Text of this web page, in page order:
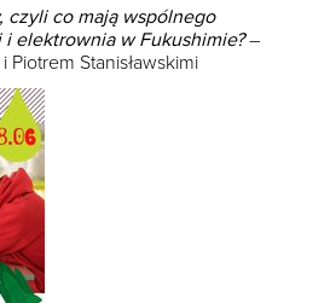
czyli co mają wspólnego
elektrownia w Fukushimie?–
Stanisławskimi